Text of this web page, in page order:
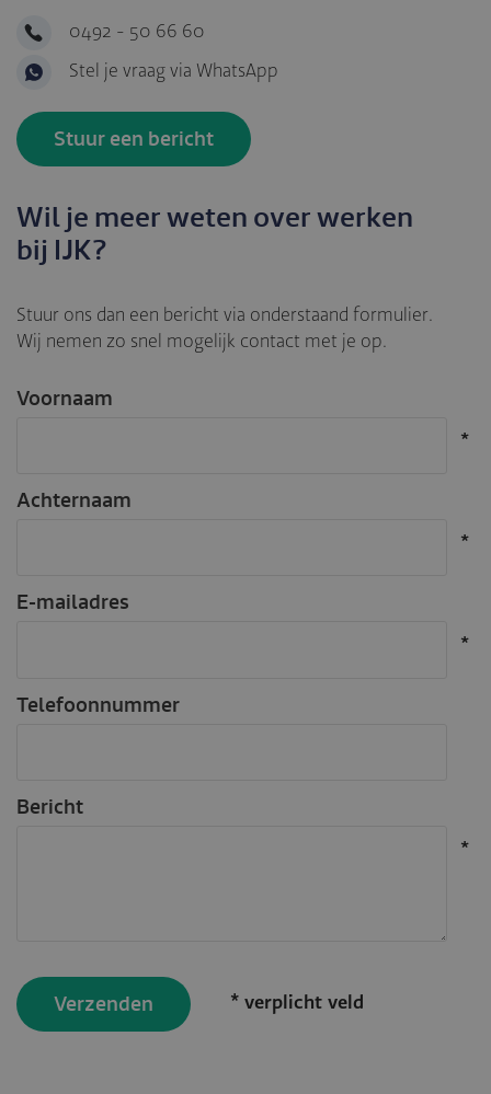
0492 - 50 66 60
Stel je vraag via WhatsApp
Stuur een bericht
Wil je meer weten over werken
bij IJK?
Stuur ons dan een bericht via onderstaand formulier.
Wij nemen zo snel mogelijk contact met je op.
Voornaam
Achternaam
E-mailadres
Telefoonnummer
Bericht
Verzenden * verplicht veld